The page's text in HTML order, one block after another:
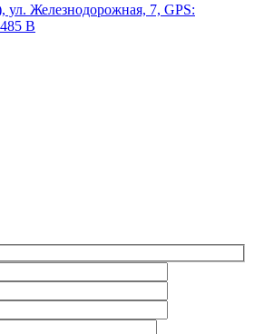
Железнодорожная, 7, GPS:
В